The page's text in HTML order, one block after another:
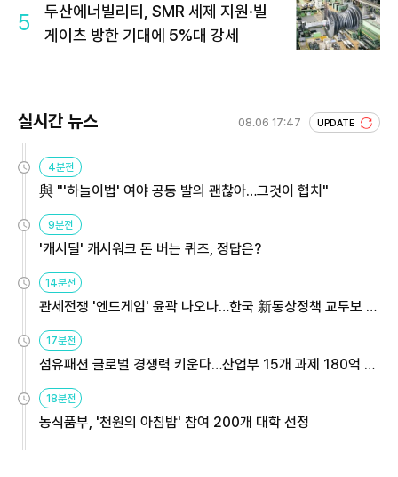
5
두산에너빌리티, SMR 세제 지원·빌
게이츠 방한 기대에 5%대 강세
실시간 뉴스 08.06 17:47 UPDATE
4분전
與 "'하늘이법' 여야 공동 발의 괜찮아…그것이 협치"
9분전
'캐시딜' 캐시워크 돈 버는 퀴즈, 정답은?
14분전
관세전쟁 '엔드게임' 윤곽 나오나…한국 新통상정책 교두보 활
용해야
17분전
섬유패션 글로벌 경쟁력 키운다…산업부 15개 과제 180억 지
원
18분전
농식품부, '천원의 아침밥' 참여 200개 대학 선정